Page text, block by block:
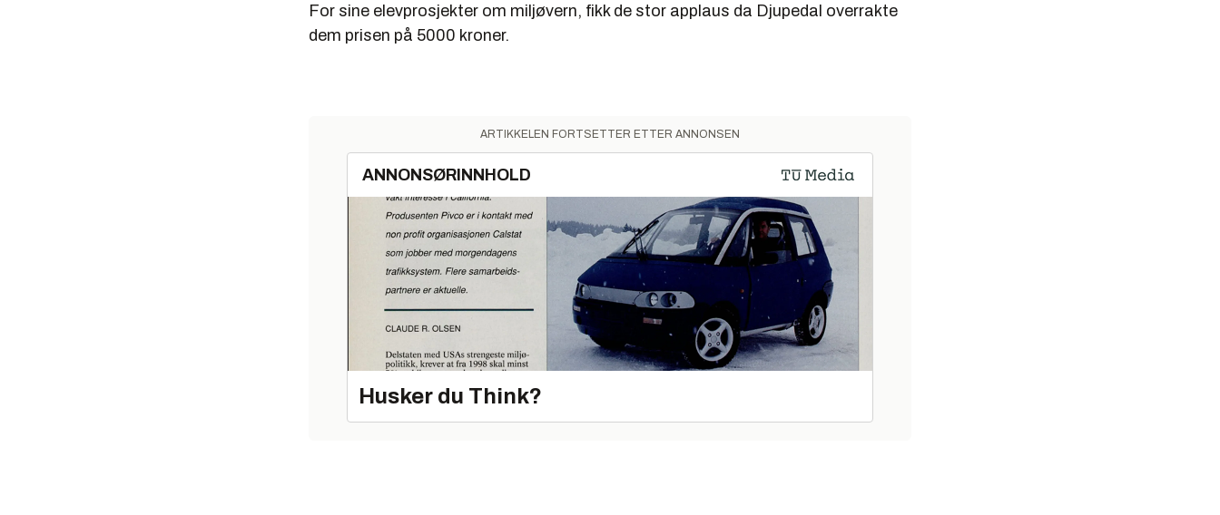
For sine elevprosjekter om miljøvern, fikk de stor applaus da Djupedal overrakte
dem prisen på 5000 kroner.
ARTIKKELEN FORTSETTER ETTER ANNONSEN
ANNONSØRINNHOLD
Husker du Think?